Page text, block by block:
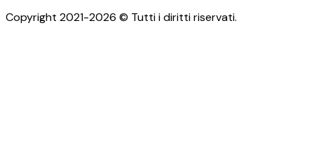
Copyright 2021-2026 © Tutti i diritti riservati.